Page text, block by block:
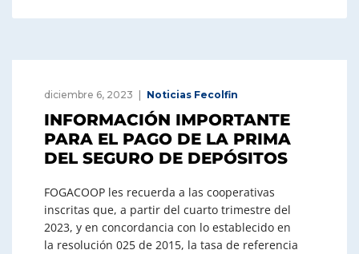
diciembre 6, 2023 Noticias Fecolfin
INFORMACIÓN IMPORTANTE
PARA EL PAGO DE LA PRIMA
DEL SEGURO DE DEPÓSITOS
​FOGACOOP les recuerda a las cooperativas
inscritas que, a partir del cuarto trimestre del
2023, y en concordancia con lo establecido en
la resolución 025 de 2015, la tasa de referencia